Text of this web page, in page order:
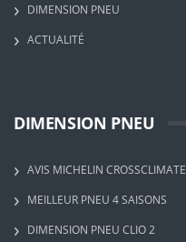
DIMENSION PNEU
ACTUALITÉ
DIMENSION PNEU
AVIS MICHELIN CROSSCLIMATE
MEILLEUR PNEU 4 SAISONS
DIMENSION PNEU CLIO 2